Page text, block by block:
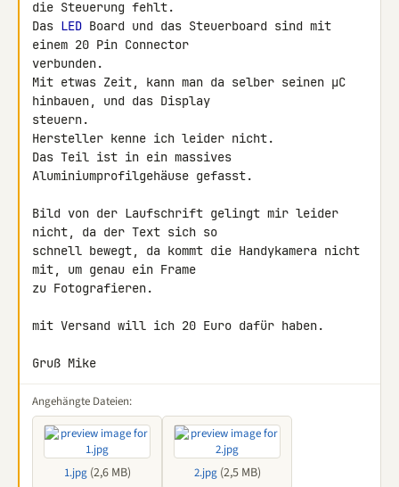
die Steuerung fehlt.
Das LED Board und das Steuerboard sind mit
einem 20 Pin Connector
verbunden.
Mit etwas Zeit, kann man da selber seinen µC
hinbauen, und das Display
steuern.
Hersteller kenne ich leider nicht.
Das Teil ist in ein massives
Aluminiumprofilgehäuse gefasst.
Bild von der Laufschrift gelingt mir leider
nicht, da der Text sich so
schnell bewegt, da kommt die Handykamera nicht
mit, um genau ein Frame
zu Fotografieren.
mit Versand will ich 20 Euro dafür haben.
Gruß Mike
Angehängte Dateien:
1.jpg(2,6 MB) 2.jpg(2,5 MB)